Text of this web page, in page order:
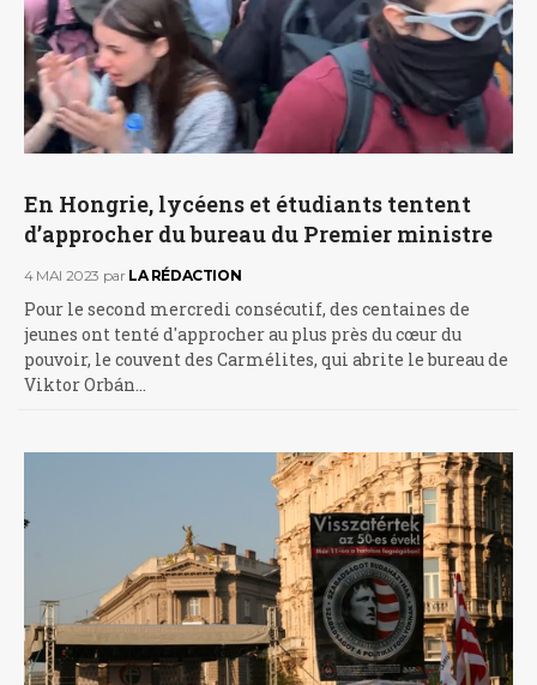
En Hongrie, lycéens et étudiants tentent
d’approcher du bureau du Premier ministre
4 MAI 2023 par LA RÉDACTION
Pour le second mercredi consécutif, des centaines de
jeunes ont tenté d'approcher au plus près du cœur du
pouvoir, le couvent des Carmélites, qui abrite le bureau de
Viktor Orbán…